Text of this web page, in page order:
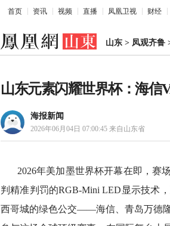
首页 资讯 视频 直播 凤凰卫视 财经
山东 > 凤观齐鲁
山东元素闪耀世界杯：海信
海报新闻
2026年06月04日 07:00:45 来自山东省
2026年美加墨世界杯开幕在即，赛
判精准判罚的RGB-Mini LED显示技术
西哥城的绿色公交——海信、青岛万德